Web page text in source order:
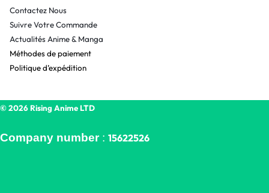
Contactez Nous
Suivre Votre Commande
Actualités Anime & Manga
Méthodes de paiement
Politique d’expédition
© 2026 Rising Anime LTD
Company number: 15622526